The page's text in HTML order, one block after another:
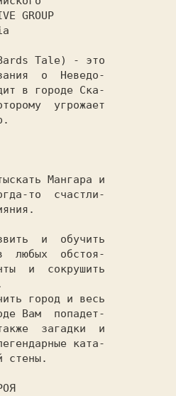
о  Неведо-
в городе Ска-
угрожает
то  счастли-
любых  обстоя-
и  сокрушить
Вам  попадет-
загадки  и
ката-
стены.